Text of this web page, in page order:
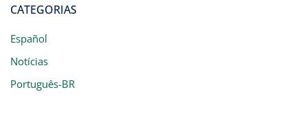
CATEGORIAS
Español
Notícias
Português-BR